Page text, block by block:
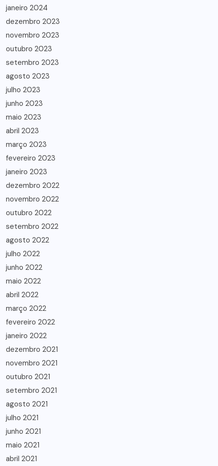
janeiro 2024
dezembro 2023
novembro 2023
outubro 2023
setembro 2023
agosto 2023
julho 2023
junho 2023
maio 2023
abril 2023
março 2023
fevereiro 2023
janeiro 2023
dezembro 2022
novembro 2022
outubro 2022
setembro 2022
agosto 2022
julho 2022
junho 2022
maio 2022
abril 2022
março 2022
fevereiro 2022
janeiro 2022
dezembro 2021
novembro 2021
outubro 2021
setembro 2021
agosto 2021
julho 2021
junho 2021
maio 2021
abril 2021